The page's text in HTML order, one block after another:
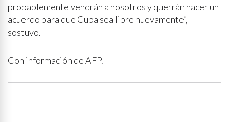
probablemente vendrán a nosotros y querrán hacer un
acuerdo para que Cuba sea libre nuevamente”,
sostuvo.
Con información de AFP.